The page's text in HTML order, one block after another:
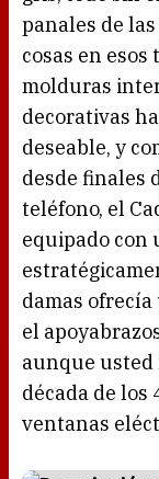
panales de
cosas en
molduras
decorativas
deseable, y
desde finales
teléfono, el
equipado con
damas
el
aunque usted
década de los
ventanas